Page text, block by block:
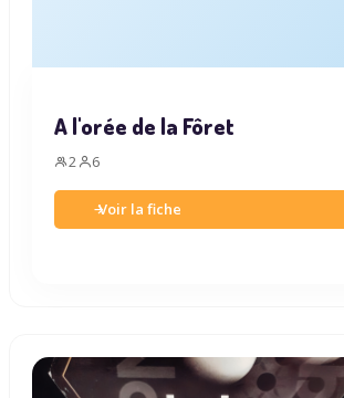
A l'orée de la Fôret
2 6
Voir la fiche